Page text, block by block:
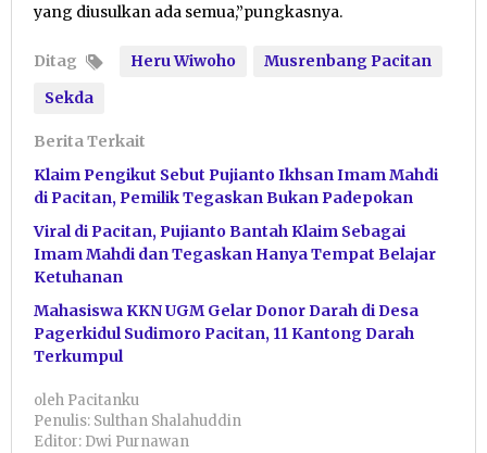
yang diusulkan ada semua,”pungkasnya.
Ditag Heru Wiwoho
Musrenbang Pacitan
Sekda
Berita Terkait
Klaim Pengikut Sebut Pujianto Ikhsan Imam Mahdi
di Pacitan, Pemilik Tegaskan Bukan Padepokan
Viral di Pacitan, Pujianto Bantah Klaim Sebagai
Imam Mahdi dan Tegaskan Hanya Tempat Belajar
Ketuhanan
Mahasiswa KKN UGM Gelar Donor Darah di Desa
Pagerkidul Sudimoro Pacitan, 11 Kantong Darah
Terkumpul
oleh Pacitanku
Penulis: Sulthan Shalahuddin
Editor: Dwi Purnawan